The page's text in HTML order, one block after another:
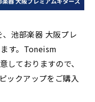
池部楽器 大阪プレ
す。Toneism
しておりますので、
ックアップをご購入